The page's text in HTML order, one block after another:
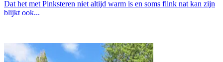
Dat het met Pinksteren niet altijd warm is en soms flink nat kan zijn
blijkt ook...